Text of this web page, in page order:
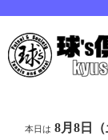
本日は 8月8日（